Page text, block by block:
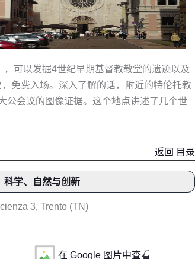
可以发掘4世纪早期基督教教堂的遗迹以及
免费入场。深入了解的话，附近的特伦托教
公会议的图像证据。这个地点讲述了几个世
返回 目录
科学、自然与创新
3, Trento (TN)
在 Google 图片中查看